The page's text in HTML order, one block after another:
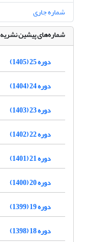
شماره جاری
شماره‌های پیشین نشریه
دوره 25 (1405)
دوره 24 (1404)
دوره 23 (1403)
دوره 22 (1402)
دوره 21 (1401)
دوره 20 (1400)
دوره 19 (1399)
دوره 18 (1398)